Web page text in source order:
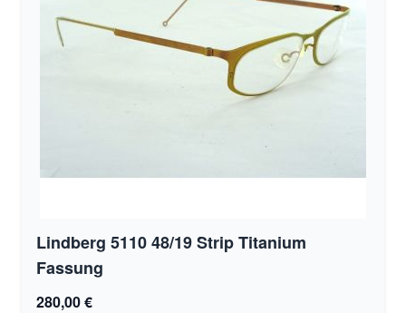
Lindberg 5110 48/19 Strip Titanium
Fassung
280,00 €